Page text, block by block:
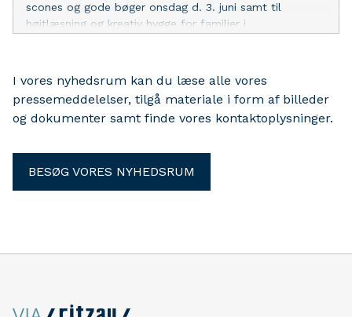
scones og gode bøger onsdag d. 3. juni samt til
højtlæsning og kreativ hygge for familier i
I vores nyhedsrum kan du læse alle vores
pressemeddelelser, tilgå materiale i form af billeder
og dokumenter samt finde vores kontaktoplysninger.
BESØG VORES NYHEDSRUM